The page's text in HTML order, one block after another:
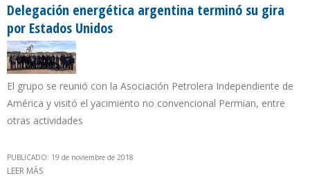
Delegación energética argentina terminó su gira
por Estados Unidos
El grupo se reunió con la Asociación Petrolera Independiente de
América y visitó el yacimiento no convencional Permian, entre
otras actividades
PUBLICADO: 19 de noviembre de 2018
LEER MÁS